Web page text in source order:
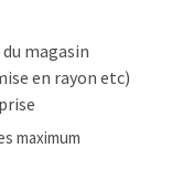
magasin
en rayon etc)
maximum